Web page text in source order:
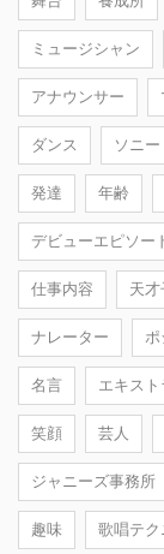
ミュージシャン
アナウンサー
ダンス ソニ
発達 年齢
デビューエピソー
仕事内容 天
ナレーター
名言 エキスト
笑顔 芸人
ジャニーズ事務所
趣味 歌唱テク